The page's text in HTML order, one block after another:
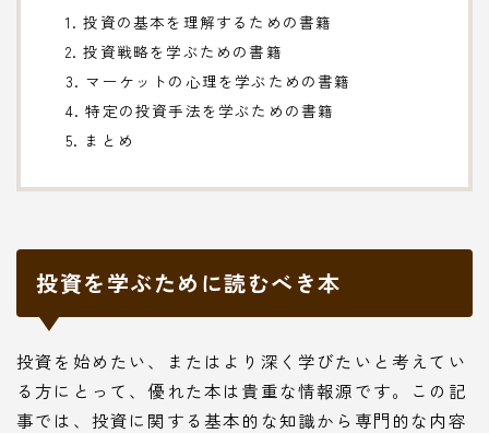
1. 投資の基本を理解するための書籍
2. 投資戦略を学ぶための書籍
3. マーケットの心理を学ぶための書籍
4. 特定の投資手法を学ぶための書籍
5. まとめ
投資を学ぶために読むべき本
投資を始めたい、またはより深く学びたいと考えてい
る方にとって、優れた本は貴重な情報源です。この記
事では、投資に関する基本的な知識から専門的な内容